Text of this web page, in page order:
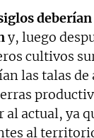
y, luego
cultivos
las talas
al actual, ya
al